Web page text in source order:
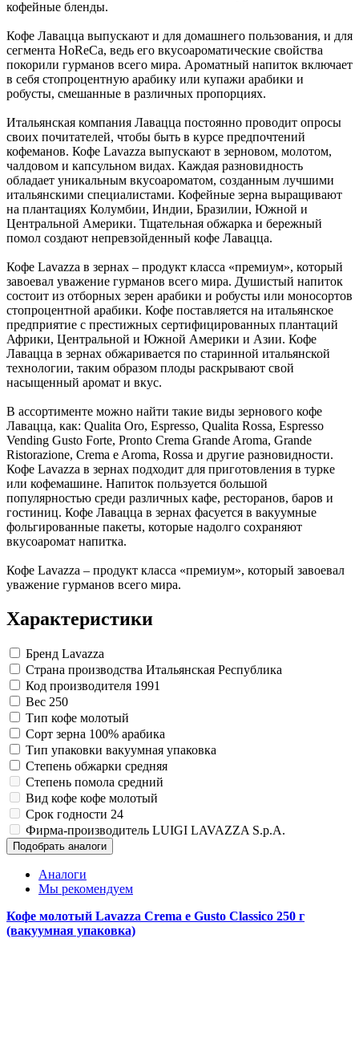
Пленки солнцезащитные для окон
Все товары раздела«Хозтовары»
кофейные бленды.
Кофе Лавацца выпускают и для домашнего пользования, и для
сегмента HoReCa, ведь его вкусоароматические свойства
покорили гурманов всего мира. Ароматный напиток включает
в себя стопроцентную арабику или купажи арабики и
робусты, смешанные в различных пропорциях.
Итальянская компания Лавацца постоянно проводит опросы
своих почитателей, чтобы быть в курсе предпочтений
кофеманов. Кофе Lavazza выпускают в зерновом, молотом,
чалдовом и капсульном видах. Каждая разновидность
обладает уникальным вкусоароматом, созданным лучшими
итальянскими специалистами. Кофейные зерна выращивают
на плантациях Колумбии, Индии, Бразилии, Южной и
Центральной Америки. Тщательная обжарка и бережный
помол создают непревзойденный кофе Лавацца.
Кофе Lavazza в зернах – продукт класса «премиум», который
завоевал уважение гурманов всего мира. Душистый напиток
состоит из отборных зерен арабики и робусты или моносортов
стопроцентной арабики. Кофе поставляется на итальянское
предприятие с престижных сертифицированных плантаций
Африки, Центральной и Южной Америки и Азии. Кофе
Лавацца в зернах обжаривается по старинной итальянской
технологии, таким образом плоды раскрывают свой
насыщенный аромат и вкус.
В ассортименте можно найти такие виды зернового кофе
Лавацца, как: Qualita Oro, Espresso, Qualita Rossa, Espresso
Vending Gusto Forte, Pronto Crema Grande Aroma, Grande
Ristorazione, Crema e Aroma, Rossa и другие разновидности.
Кофе Lavazza в зернах подходит для приготовления в турке
или кофемашине. Напиток пользуется большой
популярностью среди различных кафе, ресторанов, баров и
гостиниц. Кофе Лавацца в зернах фасуется в вакуумные
фольгированные пакеты, которые надолго сохраняют
вкусоаромат напитка.
Кофе Lavazza – продукт класса «премиум», который завоевал
уважение гурманов всего мира.
Характеристики
Бренд Lavazza
Страна производства Итальянская Республика
Код производителя 1991
Вес 250
Тип кофе молотый
Сорт зерна 100% арабика
Тип упаковки вакуумная упаковка
Степень обжарки средняя
Степень помола средний
Вид кофе кофе молотый
Срок годности 24
Фирма-производитель LUIGI LAVAZZA S.p.A.
Подобрать аналоги
Аналоги
Мы рекомендуем
Кофе молотый Lavazza Crema e Gusto Classico 250 г
(вакуумная упаковка)